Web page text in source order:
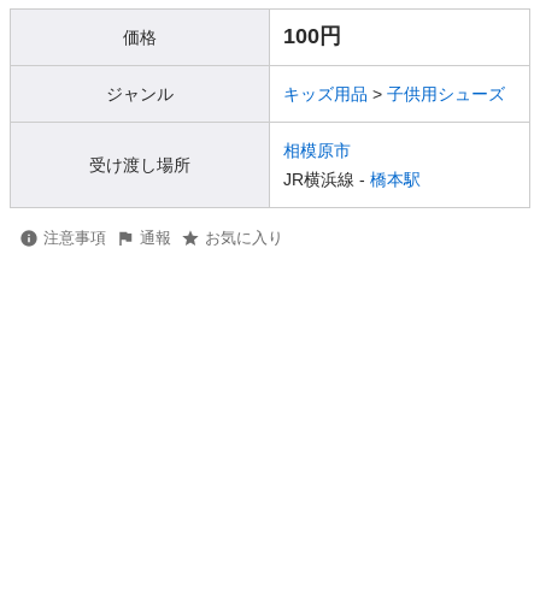
価格 100円
ジャンル キッズ用品 > 子供用シューズ
受け渡し場所
相模原市
JR横浜線 - 橋本駅
注意事項 通報 お気に入り